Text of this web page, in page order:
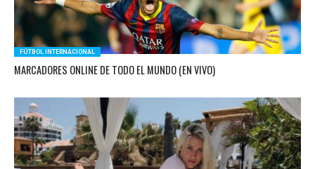
FÚTBOL INTERNACIONAL
MARCADORES ONLINE DE TODO EL MUNDO (EN VIVO)